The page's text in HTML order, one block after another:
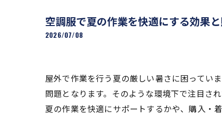
空調服で夏の作業を快適にする効果
2026/07/08
屋外で作業を行う夏の厳しい暑さに困ってい
問題となります。そのような環境下で注目さ
夏の作業を快適にサポートするかや、購入・